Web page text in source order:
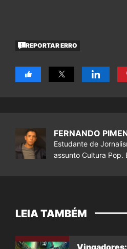
REPORTAR ERRO
FERNANDO
Estudante de
assunto Cultura Pop.
LEIA TAMBÉM